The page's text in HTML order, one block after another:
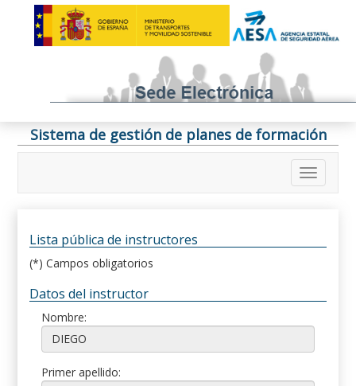
Sistema de gestión de planes de formación
Lista pública de instructores
(*) Campos obligatorios
Datos del instructor
Nombre:
Primer apellido: